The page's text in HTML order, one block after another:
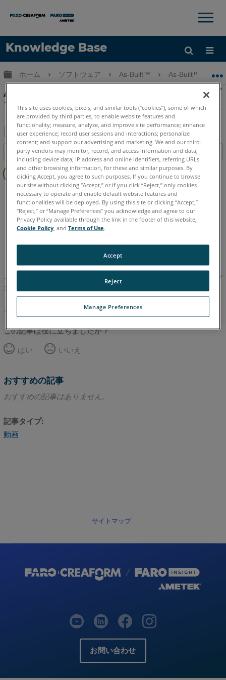
Knowledge Base
言語
ヘルプ サインイン
×
グローバル階層を展開/折りたたむ
ホーム ソフトウェア As-Built™ As-Built™ for
As-Built for AutoCAD Softwareれた工業プ
ラントの主な機能 - スキャンナビゲーション
PDF
と
し
て
目次
ッ
ダ
ー
な
As-Built AutoCAD
この記事は翻訳されていません。英語版を見るにはここをクリッ
クしてください。
このページのトップへ
この記事は役に立ちましたか？
はい
いいえ
おすすめの記事
おすすめの記事はありません。
記事タイプ
動画
サイトマップ
お問い合わせ
This site uses cookies, pixels, and similar tools (“cookies”), some of which
are provided by third parties, to enable website features and
functionality; measure, analyze, and improve site performance; enhance
user experience; record user sessions and interactions; personalize
content; and support our advertising and marketing. We and our third-
party vendors may monitor, record, and access information and data,
including device data, IP address and online identifiers, referring URLs
and other browsing information, for these and similar purposes. By
clicking Accept, you agree to such purposes. If you continue to browse
our site without clicking “Accept,” or if you click “Reject,” only cookies
necessary to operate and enable default website features and
functionalities will be deployed. By using this site or clicking “Accept,”
“Reject,” or “Manage Preferences” you acknowledge and agree to our
Privacy Policy available through the link in the footer of this website,
Cookie Policy , andTerms of Use.
Manage Preferences
Reject
Accept